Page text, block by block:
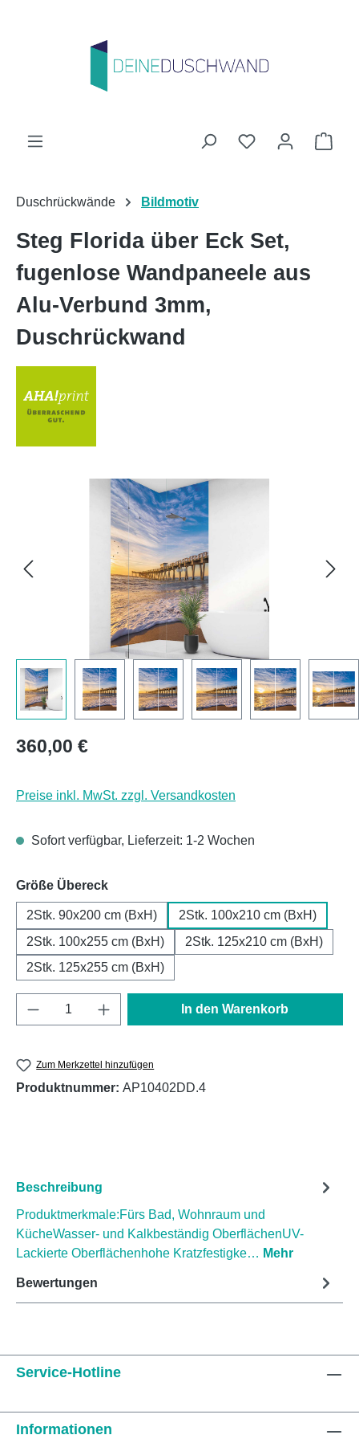
Du hast 0
Duschrückwände Bildmotiv
Steg Florida über Eck Set,
fugenlose Wandpaneele aus
Alu-Verbund 3mm,
Duschrückwand
Regulärer Preis:
360,00 €
Preise inkl. MwSt. zzgl. Versandkosten
Sofort verfügbar, Lieferzeit: 1-2 Wochen
Größe Übereckauswählen
2Stk. 90x200 cm (BxH)
2Stk. 100x210 cm (BxH)
2Stk. 100x255 cm (BxH)
2Stk. 125x210 cm (BxH)
2Stk. 125x255 cm (BxH)
Produkt Anzahl: Gib den gewünschten
In den Warenkorb
Zum Merkzettel hinzufügen
Produktnummer: AP10402DD.4
Beschreibung
Produktmerkmale:Fürs Bad, Wohnraum und
KücheWasser- und Kalkbeständig OberflächenUV-
Lackierte Oberflächenhohe Kratzfestigke… Mehr
Bewertungen
Service-Hotline
Informationen